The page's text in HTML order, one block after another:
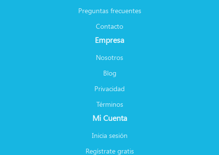
Preguntas frecuentes
Contacto
Empresa
Nosotros
Blog
Privacidad
Términos
Mi Cuenta
Inicia sesión
Regístrate gratis